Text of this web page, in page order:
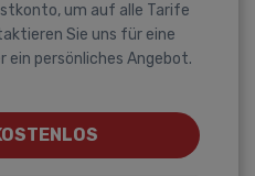
um auf alle Tarife
Sie uns für eine
ein persönliches Angebot.